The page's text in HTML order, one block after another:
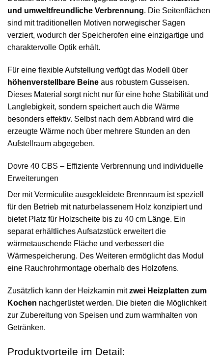
und umweltfreundliche Verbrennung. Die Seitenflächen
sind mit traditionellen Motiven norwegischer Sagen
verziert, wodurch der Speicherofen eine einzigartige und
charaktervolle Optik erhält.
Für eine flexible Aufstellung verfügt das Modell über
höhenverstellbare Beine aus robustem Gusseisen.
Dieses Material sorgt nicht nur für eine hohe Stabilität und
Langlebigkeit, sondern speichert auch die Wärme
besonders effektiv. Selbst nach dem Abbrand wird die
erzeugte Wärme noch über mehrere Stunden an den
Aufstellraum abgegeben.
Dovre 40 CBS – Effiziente Verbrennung und individuelle
Erweiterungen
Der mit Vermiculite ausgekleidete Brennraum ist speziell
für den Betrieb mit naturbelassenem Holz konzipiert und
bietet Platz für Holzscheite bis zu 40 cm Länge. Ein
separat erhältliches Aufsatzstück erweitert die
wärmetauschende Fläche und verbessert die
Wärmespeicherung. Des Weiteren ermöglicht das Modul
eine Rauchrohrmontage oberhalb des Holzofens.
Zusätzlich kann der Heizkamin mitzwei Heizplatten zum
Kochen nachgerüstet werden. Die bieten die Möglichkeit
zur Zubereitung von Speisen und zum warmhalten von
Getränken.
Produktvorteile im Detail: